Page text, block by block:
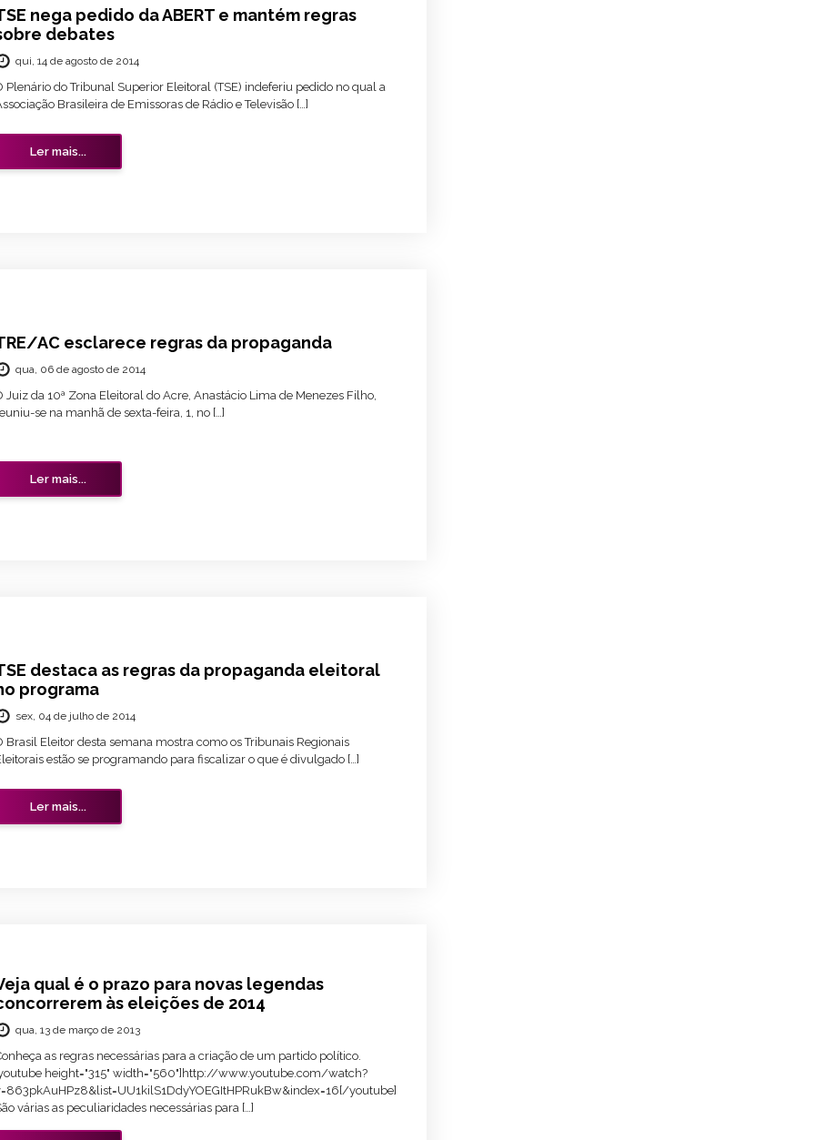
nega pedido da ABERT e mantém regras
debates
qui, 14 de agosto de 2014
Plenário do Tribunal Superior Eleitoral (TSE) indeferiu pedido no qual a
Brasileira de Emissoras de Rádio e Televisão […]
Ler mais...
AC esclarece regras da propaganda
qua, 06 de agosto de 2014
Juiz da 10ª Zona Eleitoral do Acre, Anastácio Lima de Menezes Filho,
se na manhã de sexta-feira, 1, no […]
Ler mais...
destaca as regras da propaganda eleitoral
programa
sex, 04 de julho de 2014
Brasil Eleitor desta semana mostra como os Tribunais Regionais
estão se programando para fiscalizar o que é divulgado […]
Ler mais...
qual é o prazo para novas legendas
às eleições de 2014
qua, 13 de março de 2013
as regras necessárias para a criação de um partido político.
height="315" width="560"]http://www.youtube.com/watch?
youtube]
várias as peculiaridades necessárias para […]